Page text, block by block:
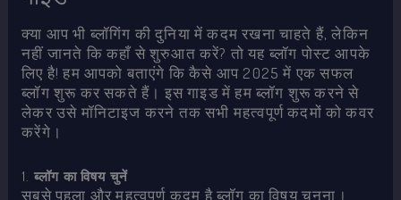
क्या आप भी ब्लॉगिंग की दुनिया में कदम रखना चाहते हैं, लेकिन
नहीं जानते कि कहाँ से शुरुआत करें? तो यह ब्लॉग पोस्ट आपके
लिए है! हम आपको बताएंगे कि कैसे आप 2025 में एक सफल
ब्लॉग शुरू कर सकते हैं। इस गाइड में हम ब्लॉग शुरू करने से
लेकर उसे मॉनिटाइज करने तक सभी महत्वपूर्ण कदमों को कवर
करेंगे।
1. ब्लॉग का विषय चुनें
सबसे पहला और महत्वपूर्ण कदम है ब्लॉग का विषय चुनना।